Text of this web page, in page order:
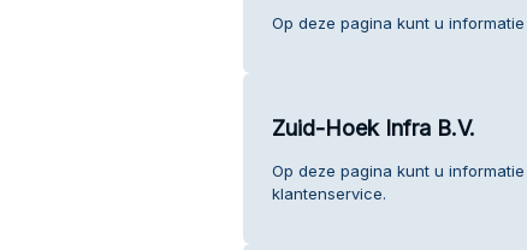
Op deze pagina kunt u
Zuid-Hoek Infra B.V.
Op deze pagina kunt u
klantenservice.